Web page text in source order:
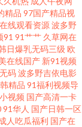
类TS伪娘 91视频一
黄www a日本在线视
婷婷五月中出 深夜
区 91新视频 福利社
精品 97国产精品视
线观看资源波多野
91 91艹艹 久草网在
日爆乳无码三级 欧
在线国产 新91视频
码波多野吉依电影
精品 91福利视频导
视频 国产高清一卡
91华人 国产日韩一区
人吃瓜福利 国产在